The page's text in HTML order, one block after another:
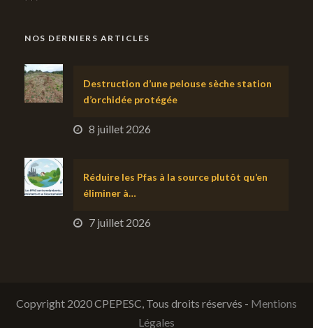
NOS DERNIERS ARTICLES
Destruction d’une pelouse sèche station
d’orchidée protégée
8 juillet 2026
Réduire les Pfas à la source plutôt qu’en
éliminer à…
7 juillet 2026
Copyright 2020 CPEPESC, Tous droits réservés - Mentions
Légales